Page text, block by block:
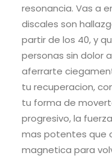
resonancia. Vas a
discales son
partir de los 40, y
personas sin dolor
aferrarte
tu recuperacion,
tu forma de
progresivo, la
mas potentes que
magnetica para